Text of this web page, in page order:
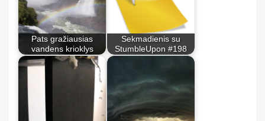
Pats gražiausias
vandens krioklys
Sekmadienis su
StumbleUpon #198